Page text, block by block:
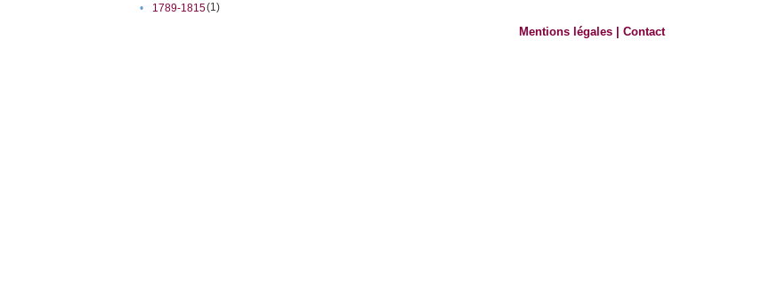
•
1789-1815(1)
Mentions légales |Contact